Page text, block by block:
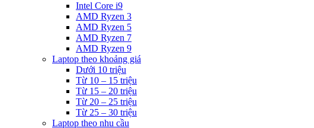
Intel Core i9
AMD Ryzen 3
AMD Ryzen 5
AMD Ryzen 7
AMD Ryzen 9
Laptop theo khoảng giá
Dưới 10 triệu
Từ 10 – 15 triệu
Từ 15 – 20 triệu
Từ 20 – 25 triệu
Từ 25 – 30 triệu
Laptop theo nhu cầu